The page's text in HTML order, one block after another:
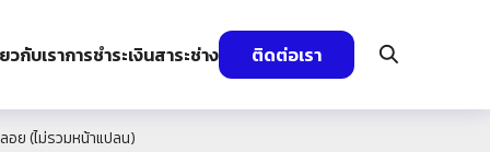
วกับเราการชำระเงินสาระช่าง ติดต่อเรา
ย (ไม่รวมหน้าแปลน)